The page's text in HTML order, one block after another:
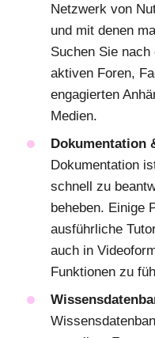
Netzwerk von
und mit denen
Suchen Sie
aktiven Foren,
engagierten
Medien.
Dokumentation
Dokumentation
schnell zu
beheben. Einige
ausführliche
auch in
Funktionen zu